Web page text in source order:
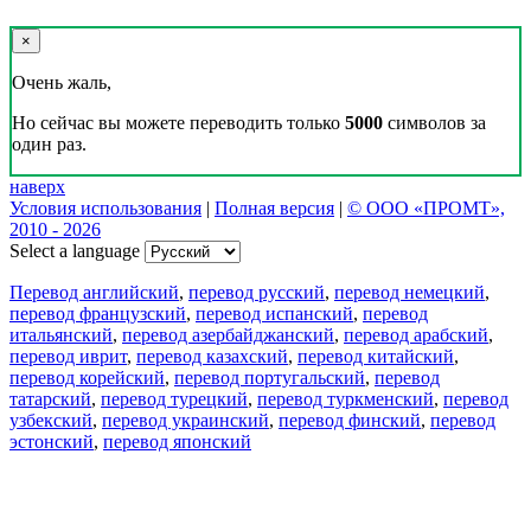
×
Очень жаль,
Но сейчас вы можете переводить только 5000 символов за
один раз.
наверх
Условия использования | Полная версия | © ООО «ПРОМТ»,
2010 - 2026
Select a language
Перевод английский, перевод русский, перевод немецкий,
перевод французский, перевод испанский, перевод
итальянский, перевод азербайджанский, перевод арабский,
перевод иврит, перевод казахский, перевод китайский,
перевод корейский, перевод португальский, перевод
татарский, перевод турецкий, перевод туркменский, перевод
узбекский, перевод украинский, перевод финский, перевод
эстонский, перевод японский